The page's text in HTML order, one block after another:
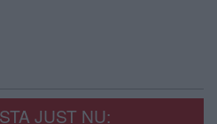
JUST NU: